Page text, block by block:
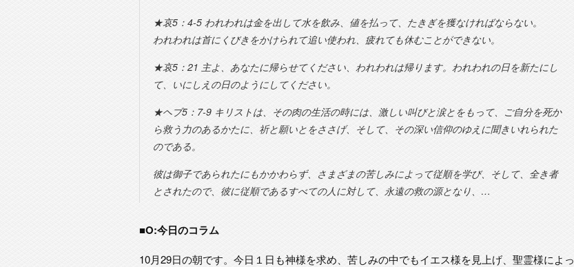
★哀5：4-5 われわれは金を出して水を飲み、値を払って、たきぎを獲なければならない。
われわれは首にくびきをかけられて追い使われ、疲れても休むことができない。
★哀5：21 主よ、あなたに帰らせてください、われわれは帰ります。われわれの日を新たにし
て、いにしえの日のようにしてください。
★ヘブ5：7-9 キリストは、その肉の生活の時には、激しい叫びと涙とをもって、ご自分を死か
ら救う力のあるかたに、祈と願いとをささげ、そして、その深い信仰のゆえに聞きいれられた
のである。
彼は御子であられたにもかかわらず、さまざまの苦しみによって従順を学び、そして、全き者
とされたので、彼に従順であるすべての人に対して、永遠の救の源となり、…
■O:今日のコラム
10月29日の朝です。今日１日も神様を求め、苦しみの中でもイエス様を見上げ、聖霊様によっ